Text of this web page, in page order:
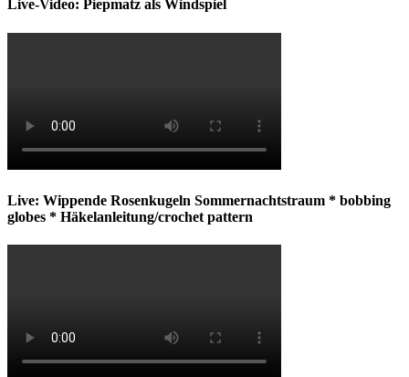
Live-Video: Piepmatz als Windspiel
Live: Wippende Rosenkugeln Sommernachtstraum * bobbing
globes * Häkelanleitung/crochet pattern